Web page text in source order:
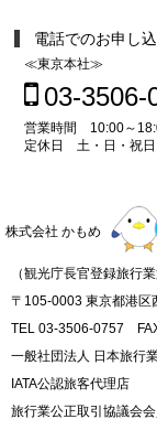
電話でのお申し
≪東京本社≫
03-3506-
営業時間 10:00～
定休日 土・日・祝日
株式会社 かもめ
（観光庁長官登録旅行
〒105-0003 東京都港区
TEL 03-3506-0757
一般社団法人 日本旅行
IATA公認旅客代理店
旅行業公正取引協議会